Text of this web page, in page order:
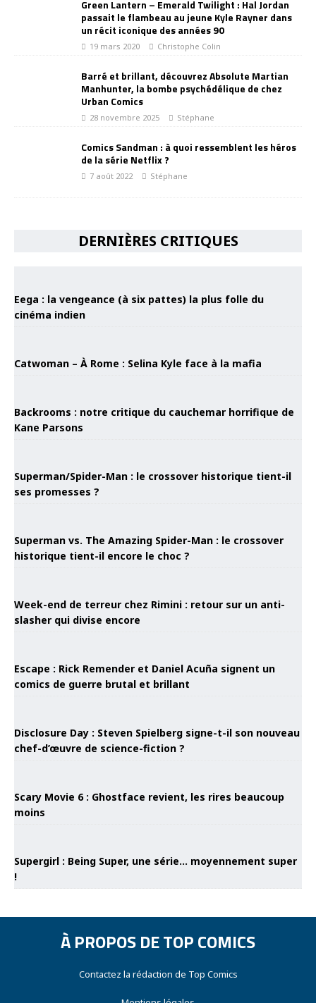
Green Lantern – Emerald Twilight : Hal Jordan
passait le flambeau au jeune Kyle Rayner dans
un récit iconique des années 90
19 mars 2020 Christophe Colin
Barré et brillant, découvrez Absolute Martian
Manhunter, la bombe psychédélique de chez
Urban Comics
28 novembre 2025 Stéphane
Comics Sandman : à quoi ressemblent les héros
de la série Netflix ?
7 août 2022 Stéphane
DERNIÈRES CRITIQUES
Eega : la vengeance (à six pattes) la plus folle du
cinéma indien
Catwoman – À Rome : Selina Kyle face à la mafia
Backrooms : notre critique du cauchemar horrifique de
Kane Parsons
Superman/Spider-Man : le crossover historique tient-il
ses promesses ?
Superman vs. The Amazing Spider-Man : le crossover
historique tient-il encore le choc ?
Week-end de terreur chez Rimini : retour sur un anti-
slasher qui divise encore
Escape : Rick Remender et Daniel Acuña signent un
comics de guerre brutal et brillant
Disclosure Day : Steven Spielberg signe-t-il son nouveau
chef-d’œuvre de science-fiction ?
Scary Movie 6 : Ghostface revient, les rires beaucoup
moins
Supergirl : Being Super, une série… moyennement super
!
À PROPOS DE TOP COMICS
Contactez la rédaction de Top Comics